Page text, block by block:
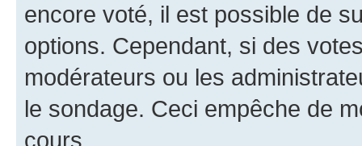
encore voté, il est possible de
options. Cependant, si des
modérateurs ou les
le sondage. Ceci empêche de
cours.